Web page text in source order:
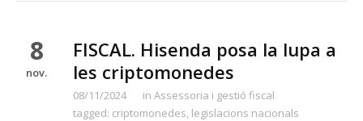
8
nov.
FISCAL. Hisenda posa la lupa a
les criptomonedes
08/11/2024 in Assessoria i gestió fiscal
tagged: criptomonedes, legislacions nacionals